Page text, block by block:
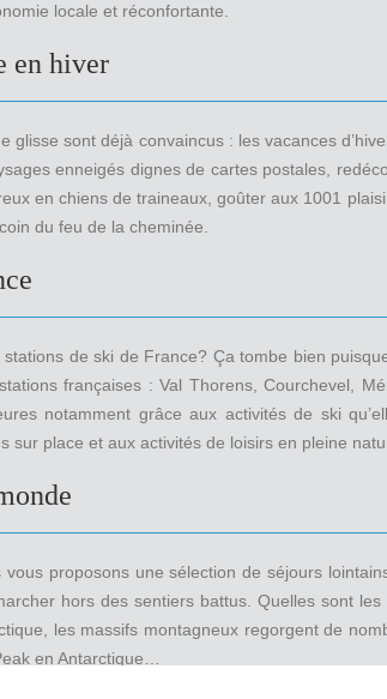
locale et réconfortante.
en hiver
glisse sont déjà convaincus : les vacances
enneigés dignes de cartes postales,
en chiens de traineaux, goûter aux 1001
du feu de la cheminée.
stations de ski de France? Ça tombe bien
françaises : Val Thorens, Courchevel,
notamment grâce aux activités de ski
sur place et aux activités de loisirs en pleine
proposons une sélection de séjours
hors des sentiers battus. Quelles sont
les massifs montagneux regorgent de
en Antarctique…